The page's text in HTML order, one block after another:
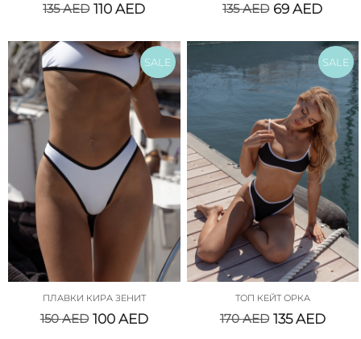
135AED 110AED 135AED 69AED
SALE
ПЛАВКИ КИРА ЗЕНИТ
150AED 100 AED
SALE
ТОП КЕЙТ ОРКА
170AED 135AED